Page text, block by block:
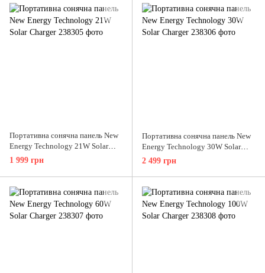
Портативна сонячна панель New
Energy Technology 21W Solar
Charger
1 999 грн
Портативна сонячна панель New
Energy Technology 30W Solar
Charger
2 499 грн